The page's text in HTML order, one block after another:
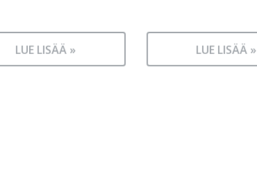
LUE LISÄÄ » LUE LISÄÄ »